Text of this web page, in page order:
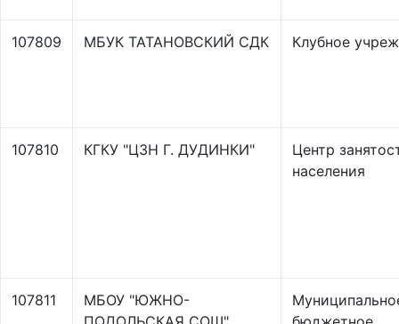
107809 МБУК ТАТАНОВСКИЙ СДК Клубное
107810 КГКУ "ЦЗН Г. ДУДИНКИ"
Центр
населения
107811
МБОУ "ЮЖНО-